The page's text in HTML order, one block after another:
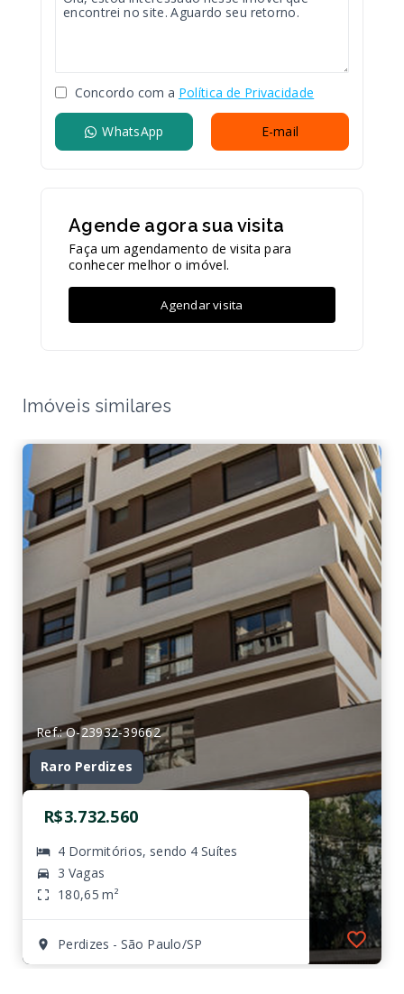
Concordo com a Política de Privacidade
WhatsApp E-mail
Agende agora sua visita
Faça um agendamento de visita para
conhecer melhor o imóvel.
Agendar visita
Imóveis similares
Ref.: O-23932-39662
Raro Perdizes
R$3.732.560
4 Dormitórios, sendo 4 Suítes
3 Vagas
180,65 m²
Perdizes - São Paulo/SP